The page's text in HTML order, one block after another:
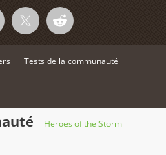
Tests de la communauté
Heroes of the Storm